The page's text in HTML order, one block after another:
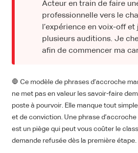
Acteur en train de faire
professionnelle vers le
l’expérience en voix-off et
plusieurs auditions. Je
afin de commencer ma
🛑 Ce modèle de phrases d’accroche
ne met pas en valeur les savoir-faire
poste à pourvoir. Elle manque tout
et de conviction. Une phrase
est un piège qui peut vous coûter le
demande refusée dès la première étape.